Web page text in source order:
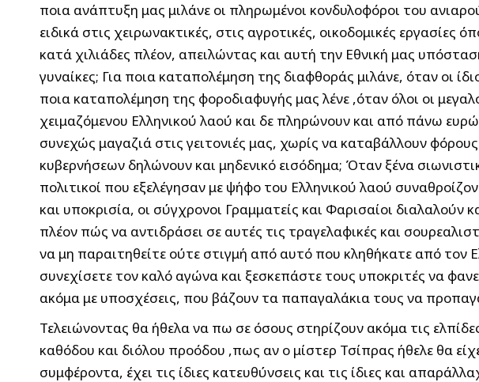
ποια ανάπτυξη μας μιλάνε οι πληρωμένοι κονδυλοφόροι του
ειδικά στις χειρωνακτικές, στις αγροτικές, οικοδομικές
κατά χιλιάδες πλέον, απειλώντας και αυτή την Εθνική μας
γυναίκες; Για ποια καταπολέμηση της διαφθοράς μιλάνε, όταν οι
ποια καταπολέμηση της φοροδιαφυγής μας λένε ,όταν όλοι οι
χειμαζόμενου Ελληνικού λαού και δε πληρώνουν και από πάνω
συνεχώς μαγαζιά στις γειτονιές μας, χωρίς να καταβάλλουν
κυβερνήσεων δηλώνουν και μηδενικό εισόδημα; Όταν ξένα
πολιτικοί που εξελέγησαν με ψήφο του Ελληνικού λαού
και υποκρισία, οι σύγχρονοι Γραμματείς και Φαρισαίοι
πλέον πώς να αντιδράσει σε αυτές τις τραγελαφικές και
να μη παραιτηθείτε ούτε στιγμή από αυτό που κληθήκατε από τον
συνεχίσετε τον καλό αγώνα και ξεσκεπάστε τους υποκριτές να
ακόμα με υποσχέσεις, που βάζουν τα παπαγαλάκια τους να
Τελειώνοντας θα ήθελα να πω σε όσους στηρίζουν ακόμα τις
καθόδου και διόλου προόδου ,πως αν ο μίστερ Τσίπρας ήθελε θα
συμφέροντα, έχει τις ίδιες κατευθύνσεις και τις ίδιες και